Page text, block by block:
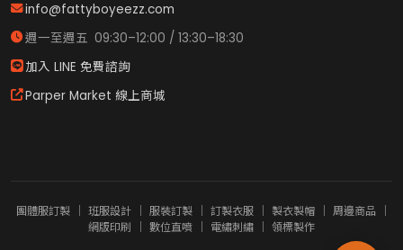
info@fattyboyeezz.com
週一至週五 09:30–12:00 / 13:30–18:30
加入 LINE 免費諮詢
Parper Market 線上商城
團體服訂製 班服設計 服裝訂製 訂製衣服 製衣製帽 周邊商品
網版印刷
數位直噴 電繡刺繡 領標製作